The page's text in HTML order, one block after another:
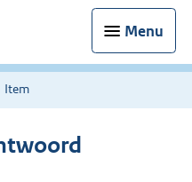
Menu
Item